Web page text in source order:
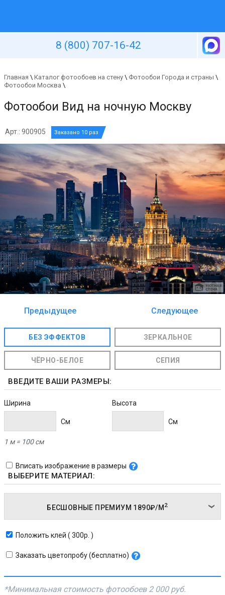
8 (800) 707-16-42
Главная \ Каталог фотообоев на стену \ Фотообои Города и страны \
Фотообои Москва \
Фотообои Вид на ночную Москву
Арт.: 900905 Заказано 10 раз
Предыдущее
Следующее
БЕЗ ЭФФЕКТОВ ЗЕРКАЛЬНОЕ
ЧЁРНО-БЕЛОЕ СЕПИЯ
ВВЕДИТЕ ВАШИ РАЗМЕРЫ:
Ширина
Cм
Высота
Cм
1 м = 100 см
Вписать изображение в размеры
ВЫБЕРИТЕ МАТЕРИАЛ:
БЕСШОВНЫЕ ПРЕМИУМ 1890₽/М 2
Положить клей ( 300р. )
Заказать цветопробу (бесплатно)
*Минимальная стоимость фотообоев 2 000 руб.